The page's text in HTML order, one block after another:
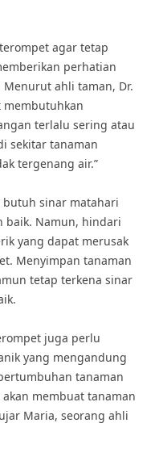
agar tetap
perhatian
ahli taman, Dr.
membutuhkan
terlalu sering atau
sekitar tanaman
tergenang air.”
sinar matahari
baik. Namun, hindari
yang dapat merusak
Menyimpan tanaman
tetap terkena sinar
juga perlu
yang mengandung
tanaman
membuat tanaman
Maria, seorang ahli